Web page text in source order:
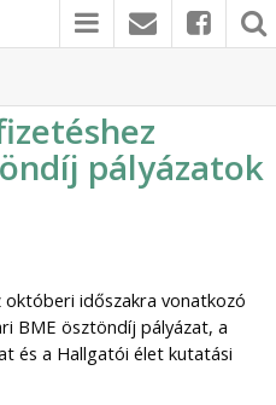
pályázatok
időszakra vonatkozó
BME ösztöndíj pályázat, a
és a Hallgatói élet kutatási